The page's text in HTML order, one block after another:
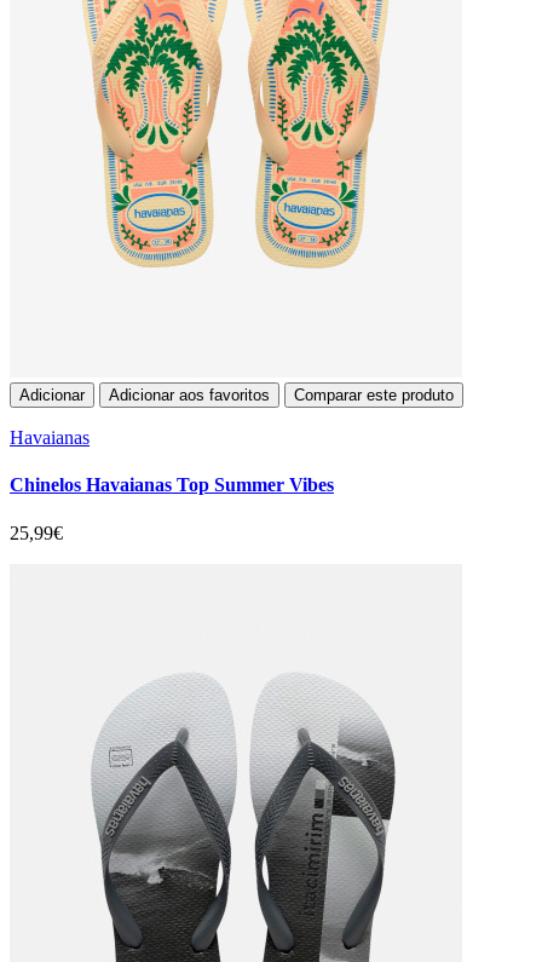
Adicionar Adicionar aos favoritos Comparar este produto
Havaianas
Chinelos Havaianas Top Summer Vibes
25,99€